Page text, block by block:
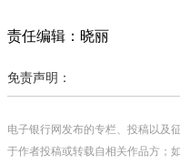
责任编辑：晓丽
免责声明：
电子银行网发布的专栏、投稿以及
于作者投稿或转载自相关作品方；